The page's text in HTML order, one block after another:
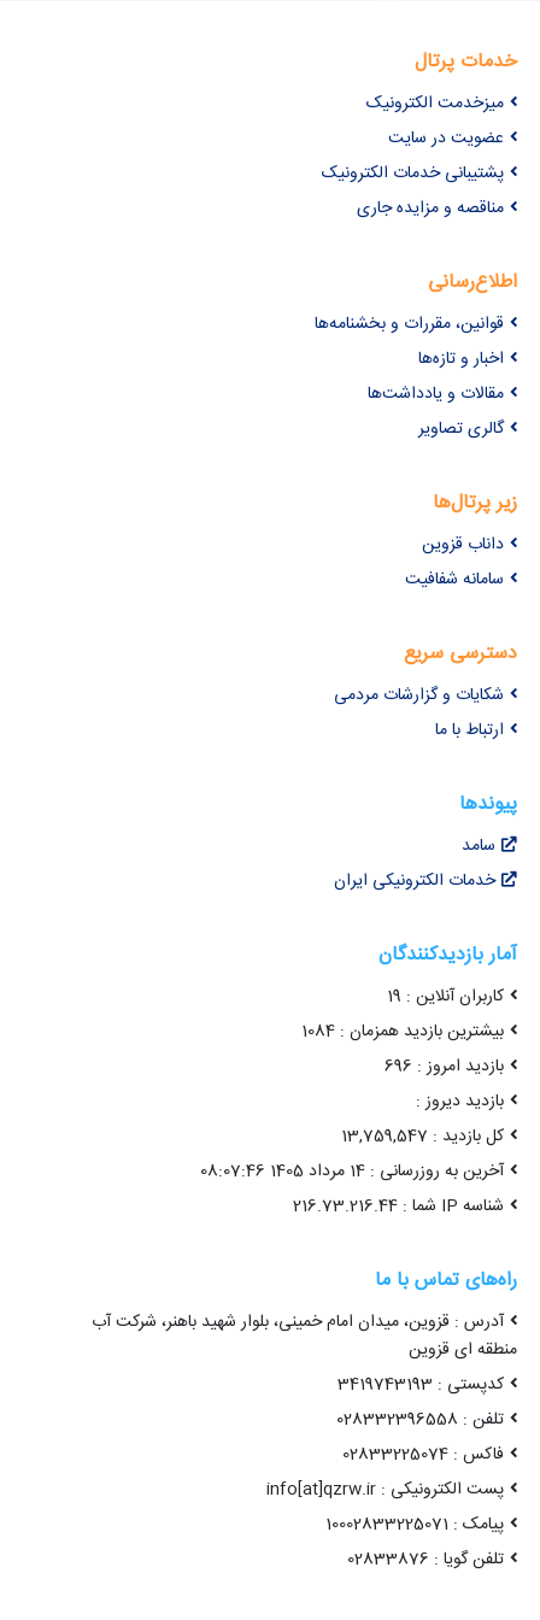
خدمات پرتال
میزخدمت الکترونیک
عضویت در سایت
پشتیبانی خدمات الکترونیک
مناقصه و مزایده جاری
اطلاع‌رسانی
قوانین، مقررات و بخشنامه‌ها
اخبار و تازه‌ها
مقالات و یادداشت‌ها
گالری تصاویر
زیر پرتال‌ها
داناب قزوین
سامانه شفافیت
دسترسی سریع
شکایات و گزارشات مردمی
ارتباط با ما
پیوندها
سامد
خدمات الکترونیکی ایران
آمار بازدیدکنندگان
کاربران آنلاین : 19
بیشترین بازدید همزمان : 1084
بازدید امروز : 696
بازدید دیروز :
کل بازدید : 13,759,547
آخرین به روزرسانی : 14 مرداد 1405 08:07:46
شناسه IP شما : 216.73.216.44
راه‌های تماس با ما
آدرس : قزوین، میدان امام خمینی، بلوار شهید باهنر، شرکت آب
منطقه ای قزوین
کدپستی : 3419743193
تلفن : 028332396558
فاکس : 02833225074
پست الکترونیکی : info[at]qzrw.ir
پیامک : 10002833225071
تلفن گویا : 02833876